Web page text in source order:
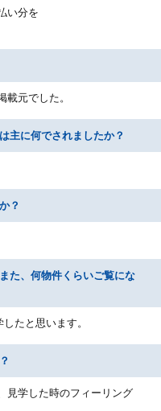
い分を
元でした。
主に何でされましたか？
？
た、何物件くらいご覧にな
たと思います。
見学した時のフィーリング